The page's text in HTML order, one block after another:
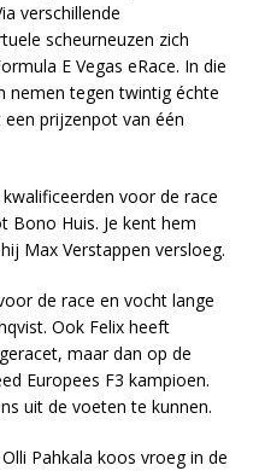
verschillende
scheurneuzen zich
E Vegas eRace. In die
nemen tegen twintig échte
prijzenpot van één
voor de race
Bono Huis. Je kent hem
Max Verstappen versloeg.
de race en vocht lange
Ook Felix heeft
maar dan op de
Europees F3 kampioen.
uit de voeten te kunnen.
Pahkala koos vroeg in de